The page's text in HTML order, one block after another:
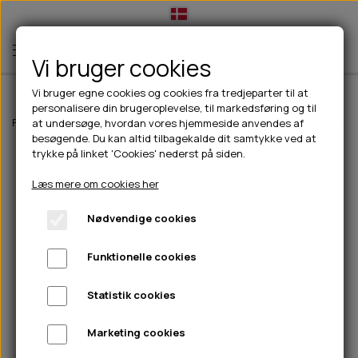
TIL HUND
💧FODER- VANDSKÅLE
CHICOPEE
GODBIDSTASKE
HALSBÅND
🦴 GODBIDDER & SNACKS
🍖 SMAGSVARIANTER
🎾 LEGETØJ
TÆNDER, ØRE, ØJE, POTER & NÆSE
🐾 UDSTYR & KOMFORT
TIL HUNDEEJER
DRIKKEFLASKER/TERMOFLASKER
HUER OG VANTER
PINEWOOD SALES
TIL KAT
TILBUD
NYHEDER
ABONNEMENT
Forside Til hunde Godbidder & Snacks Kornfri godbidder til hunde
Vi bruger cookies
Vi bruger egne cookies og cookies fra tredjeparter til at
personalisere din brugeroplevelse, til markedsføring og til
at undersøge, hvordan vores hjemmeside anvendes af
besøgende. Du kan altid tilbagekalde dit samtykke ved at
trykke på linket 'Cookies' nederst på siden.
Læs mere om cookies her
Nødvendige cookies
Funktionelle cookies
Statistik cookies
Marketing cookies